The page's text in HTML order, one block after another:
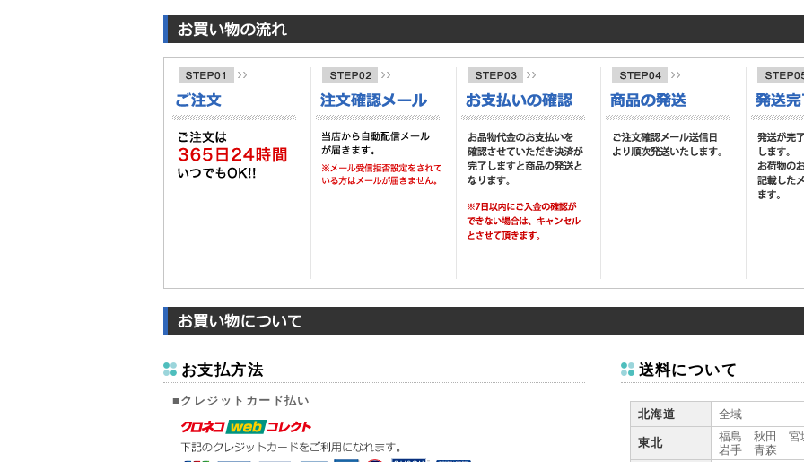
お支払方法
■クレジットカード払い
送料について
北海道 全域
東北
福島 秋田 宮
岩手 青森